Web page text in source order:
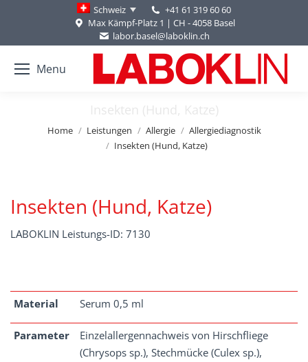
Schweiz
+41 61 319 60 60
Max Kämpf-Platz 1 | CH - 4058 Basel
labor.basel@laboklin.ch
Menu
Insekten (Hund, Katze)
You are here:
Home Leistungen Allergie
Allergiediagnostik
Insekten (Hund, Katze)
Insekten (Hund, Katze)
LABOKLIN Leistungs-ID: 7130
Material Serum 0,5 ml
Parameter
Einzelallergennachweis von Hirschfliege
(Chrysops sp.), Stechmücke (Culex sp.),